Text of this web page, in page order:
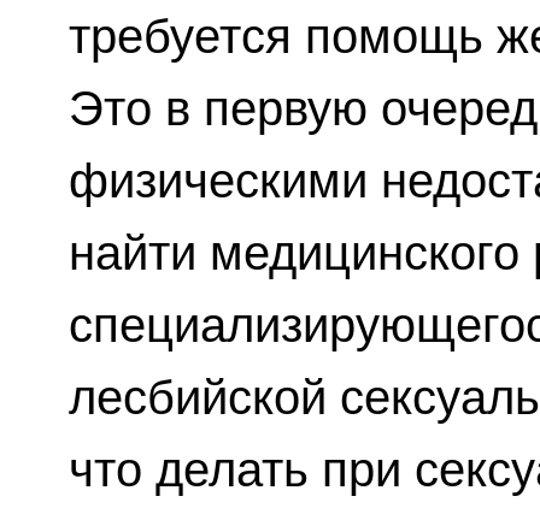
требуется помощь
Это в первую
физическими
найти медицинского
лесбийской
что делать при